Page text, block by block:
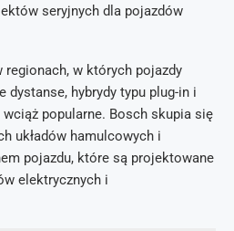
seryjnych dla pojazdów
regionach, w których pojazdy
dystanse, hybrydy typu plug-in i
wciąż popularne. Bosch skupia się
układów hamulcowych i
pojazdu, które są projektowane
elektrycznych i